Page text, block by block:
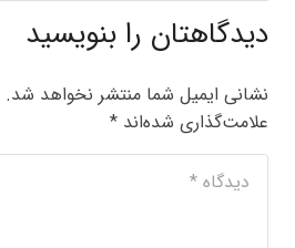
دیدگاهتان را بنویسید
نشانی ایمیل شما منتشر نخواهد شد.
علامت‌گذاری شده‌اند *